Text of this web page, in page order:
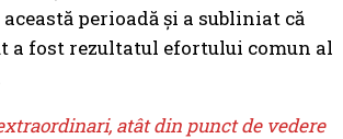
perioadă și a subliniat că
a fost rezultatul efortului comun al
atât din punct de vedere